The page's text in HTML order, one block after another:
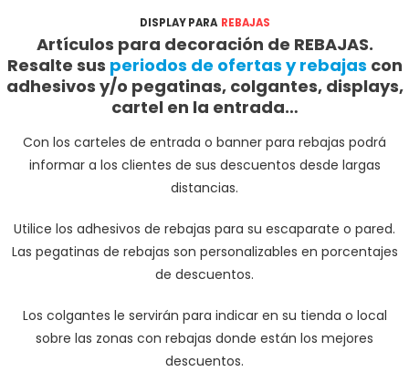
DISPLAY PARA REBAJAS
Artículos para decoración de REBAJAS.
Resalte sus periodos de ofertas y rebajas con
adhesivos y/o pegatinas, colgantes, displays,
cartel en la entrada…
Con los carteles de entrada o banner para rebajas podrá
informar a los clientes de sus descuentos desde largas
distancias.
Utilice los adhesivos de rebajas para su escaparate o pared.
Las pegatinas de rebajas son personalizables en porcentajes
de descuentos.
Los colgantes le servirán para indicar en su tienda o local
sobre las zonas con rebajas donde están los mejores
descuentos.